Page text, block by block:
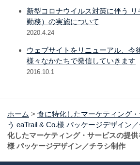
新型コロナウイルス対策に伴う
勤務）の実施について
2020.4.24
ウェブサイトをリニューアル、今
様々なかたちで発信していきます
2016.10.1
ホーム > 食に特化したマーケティング
う eaTrail & Co.様 パッケージデザイン
化したマーケティング・サービスの提
様 パッケージデザイン／チラシ制作